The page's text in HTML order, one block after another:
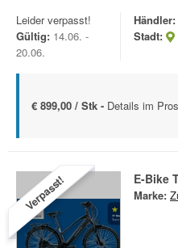
Leider verpasst!
Gültig: 14.06. -
20.06.
Händler:
Stadt:
€ 899,00 / Stk - Details im
Verpasst! E-Bike
Marke: